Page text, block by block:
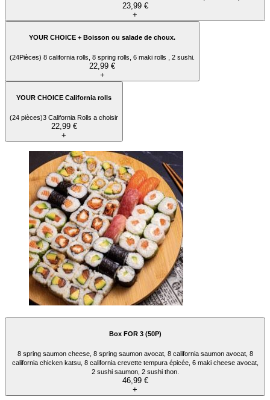
23,99 €
+
YOUR CHOICE + Boisson ou salade de choux.
(24Pièces) 8 california rolls, 8 spring rolls, 6 maki rolls , 2 sushi.
22,99 €
+
YOUR CHOICE California rolls
(24 pièces)3 California Rolls a choisir
22,99 €
+
Box FOR 3 (50P)
8 spring saumon cheese, 8 spring saumon avocat, 8 california saumon avocat, 8
california chicken katsu, 8 california crevette tempura épicée, 6 maki cheese avocat,
2 sushi saumon, 2 sushi thon.
46,99 €
+